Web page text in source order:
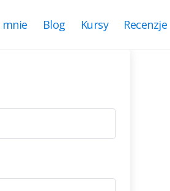
mnie Blog Kursy Recenzje